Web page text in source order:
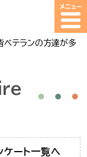
ベテランの方達が多
ート一覧へ